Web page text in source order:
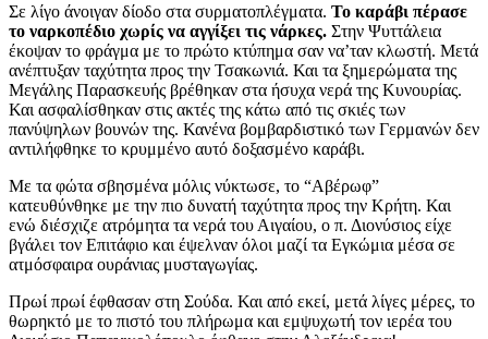
Σε λίγο άνοιγαν δίοδο στα συρματοπλέγματα. Το καράβι πέρασε
το ναρκοπέδιο χωρίς να αγγίξει τις νάρκες. Στην Ψυττάλεια
έκοψαν το φράγμα με το πρώτο κτύπημα σαν να’ταν κλωστή. Μετά
ανέπτυξαν ταχύτητα προς την Τσακωνιά. Και τα ξημερώματα της
Μεγάλης Παρασκευής βρέθηκαν στα ήσυχα νερά της Κυνουρίας.
Και ασφαλίσθηκαν στις ακτές της κάτω από τις σκιές των
πανύψηλων βουνών της. Κανένα βομβαρδιστικό των Γερμανών δεν
αντιλήφθηκε το κρυμμένο αυτό δοξασμένο καράβι.
Με τα φώτα σβησμένα μόλις νύκτωσε, το “Αβέρωφ”
κατευθύνθηκε με την πιο δυνατή ταχύτητα προς την Κρήτη. Και
ενώ διέσχιζε ατρόμητα τα νερά του Αιγαίου, ο π. Διονύσιος είχε
βγάλει τον Επιτάφιο και έψελναν όλοι μαζί τα Εγκώμια μέσα σε
ατμόσφαιρα ουράνιας μυσταγωγίας.
Πρωί πρωί έφθασαν στη Σούδα. Και από εκεί, μετά λίγες μέρες, το
θωρηκτό με το πιστό του πλήρωμα και εμψυχωτή τον ιερέα του